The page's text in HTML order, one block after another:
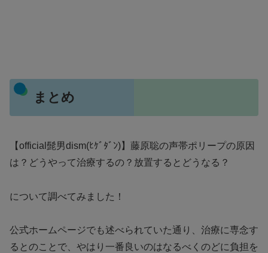
まとめ
【official髭男dism(ﾋｹﾞﾀﾞﾝ)】藤原聡の声帯ポリープの原因
は？どうやって治療するの？放置するとどうなる？
について調べてみました！
公式ホームページでも述べられていた通り、治療に専念す
るとのことで、やはり一番良いのはなるべくのどに負担を